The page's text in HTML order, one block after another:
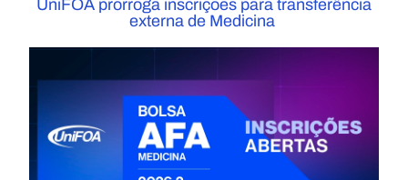
UniFOA prorroga inscrições para transferência
externa de Medicina